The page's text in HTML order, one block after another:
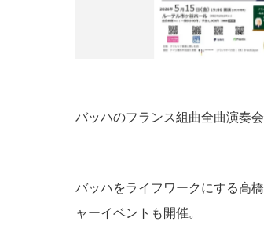
バッハのフランス組曲全曲演奏会
バッハをライフワークにする高
ャーイベントも開催。